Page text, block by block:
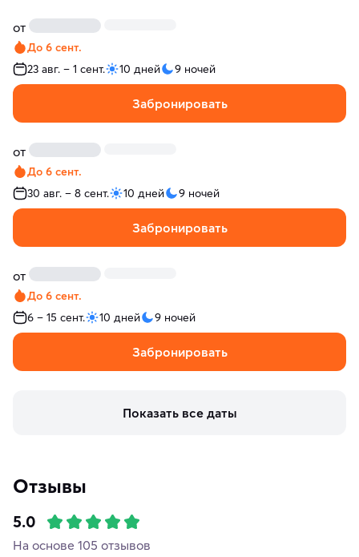
от
До 6 сент.
23 авг. – 1 сент.
10 дней 9 ночей
Забронировать
от
До 6 сент.
30 авг. – 8 сент.
10 дней 9 ночей
Забронировать
от
До 6 сент.
6 – 15 сент.
10 дней 9 ночей
Забронировать
Показать все даты
Отзывы
5.0
На основе 105 отзывов